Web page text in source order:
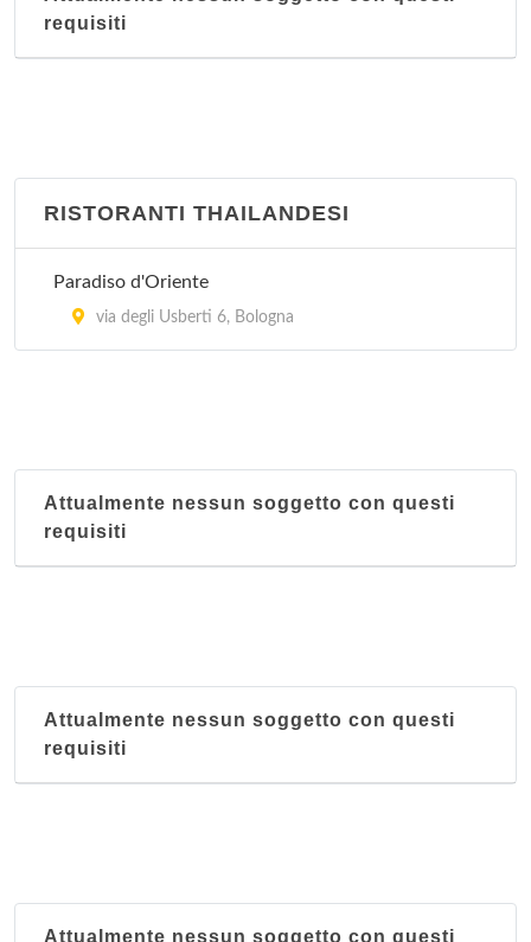
requisiti
RISTORANTI THAILANDESI
Paradiso d'Oriente
via degli Usberti 6, Bologna
Attualmente nessun soggetto con questi
requisiti
Attualmente nessun soggetto con questi
requisiti
Attualmente nessun soggetto con questi